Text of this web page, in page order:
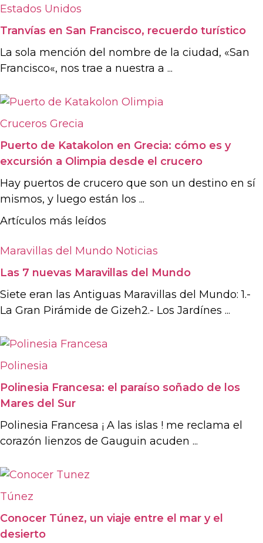
Estados Unidos
Tranvías en San Francisco, recuerdo turístico
La sola mención del nombre de la ciudad, «San
Francisco«, nos trae a nuestra a ...
Cruceros Grecia
Puerto de Katakolon en Grecia: cómo es y
excursión a Olimpia desde el crucero
Hay puertos de crucero que son un destino en sí
mismos, y luego están los ...
Artículos más leídos
Maravillas del Mundo Noticias
Las 7 nuevas Maravillas del Mundo
Siete eran las Antiguas Maravillas del Mundo: 1.-
La Gran Pirámide de Gizeh2.- Los Jardínes ...
Polinesia
Polinesia Francesa: el paraíso soñado de los
Mares del Sur
Polinesia Francesa ¡ A las islas ! me reclama el
corazón lienzos de Gauguin acuden ...
Túnez
Conocer Túnez, un viaje entre el mar y el
desierto